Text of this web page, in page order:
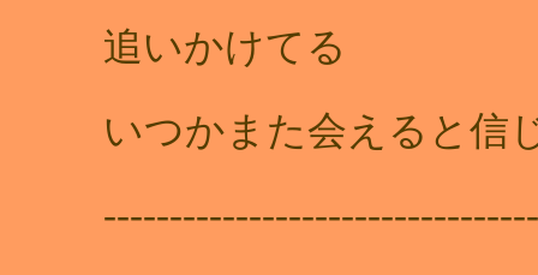
追いかけてる
いつかまた会えると信
---------------------------------